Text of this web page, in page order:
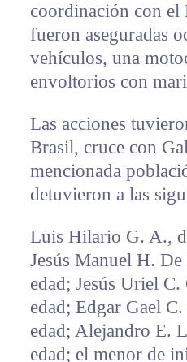
coordinación con
fueron aseguradas
vehículos, una
envoltorios con
Las acciones
Brasil, cruce con
mencionada
detuvieron a las
Luis Hilario G. A.,
Jesús Manuel H.
edad; Jesús Uriel
edad; Edgar Gael
edad; Alejandro E.
edad; el menor de